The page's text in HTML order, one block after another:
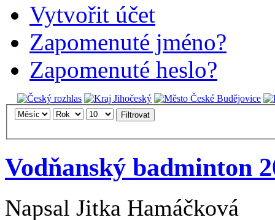
Vytvořit účet
Zapomenuté jméno?
Zapomenuté heslo?
Filtrovat
Vodňanský badminton
Napsal Jitka Hamáčková